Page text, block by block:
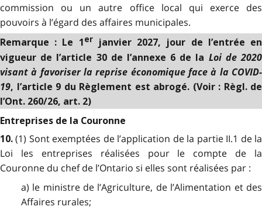
commission ou un autre office local qui exerce des
pouvoirs à l’égard des affaires municipales.
Remarque : Le 1 er
janvier 2027, jour de l’entrée en
vigueur de l’article 30 de l’annexe 6 de la Loi de 2020
visant à favoriser la reprise économique face à la COVID-
19, l’article 9 du Règlement est abrogé. (Voir : Règl. de
l’Ont. 260/26, art. 2)
Entreprises de la Couronne
10.(1) Sont exemptées de l’application de la partie II.1 de la
Loi les entreprises réalisées pour le compte de
la
Couronne du chef de l’Ontario si elles sont réalisées par :
a) le ministre de l’Agriculture, de l’Alimentation et des
Affaires rurales;